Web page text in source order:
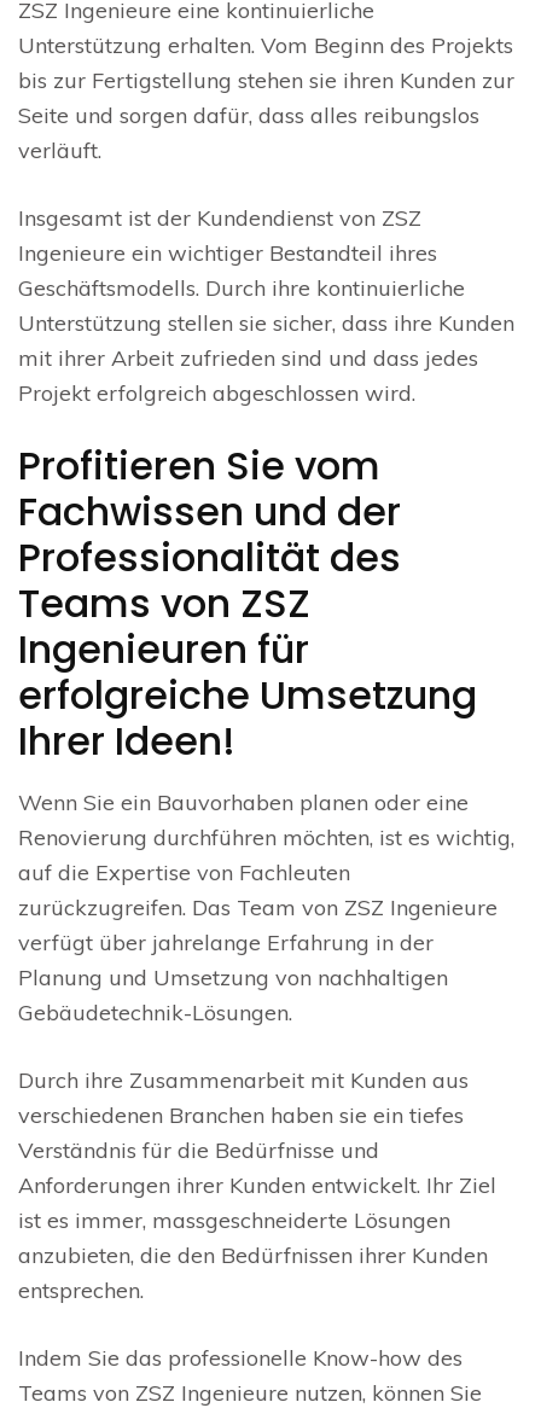
ZSZ Ingenieure eine kontinuierliche
Unterstützung erhalten. Vom Beginn des Projekts
bis zur Fertigstellung stehen sie ihren Kunden zur
Seite und sorgen dafür, dass alles reibungslos
verläuft.
Insgesamt ist der Kundendienst von ZSZ
Ingenieure ein wichtiger Bestandteil ihres
Geschäftsmodells. Durch ihre kontinuierliche
Unterstützung stellen sie sicher, dass ihre Kunden
mit ihrer Arbeit zufrieden sind und dass jedes
Projekt erfolgreich abgeschlossen wird.
Profitieren Sie vom
Fachwissen und der
Professionalität des
Teams von ZSZ
Ingenieuren für
erfolgreiche Umsetzung
Ihrer Ideen!
Wenn Sie ein Bauvorhaben planen oder eine
Renovierung durchführen möchten, ist es wichtig,
auf die Expertise von Fachleuten
zurückzugreifen. Das Team von ZSZ Ingenieure
verfügt über jahrelange Erfahrung in der
Planung und Umsetzung von nachhaltigen
Gebäudetechnik-Lösungen.
Durch ihre Zusammenarbeit mit Kunden aus
verschiedenen Branchen haben sie ein tiefes
Verständnis für die Bedürfnisse und
Anforderungen ihrer Kunden entwickelt. Ihr Ziel
ist es immer, massgeschneiderte Lösungen
anzubieten, die den Bedürfnissen ihrer Kunden
entsprechen.
Indem Sie das professionelle Know-how des
Teams von ZSZ Ingenieure nutzen, können Sie